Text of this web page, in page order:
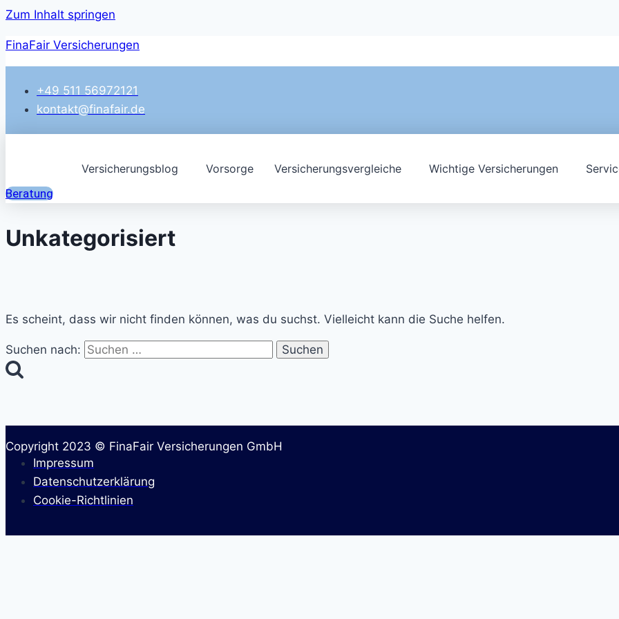
Zum Inhalt springen
FinaFair Versicherungen
+49 511 56972121
kontakt@finafair.de
Versicherungsblog Vorsorge Versicherungsvergleiche Wichtige Versicherungen
Beratung
Unkategorisiert
Es scheint, dass wir nicht finden können, was du suchst. Vielleicht kann die Suche helfen.
Suchen nach:
Copyright 2023 © FinaFair Versicherungen GmbH
Impressum
Datenschutzerklärung
Cookie-Richtlinien